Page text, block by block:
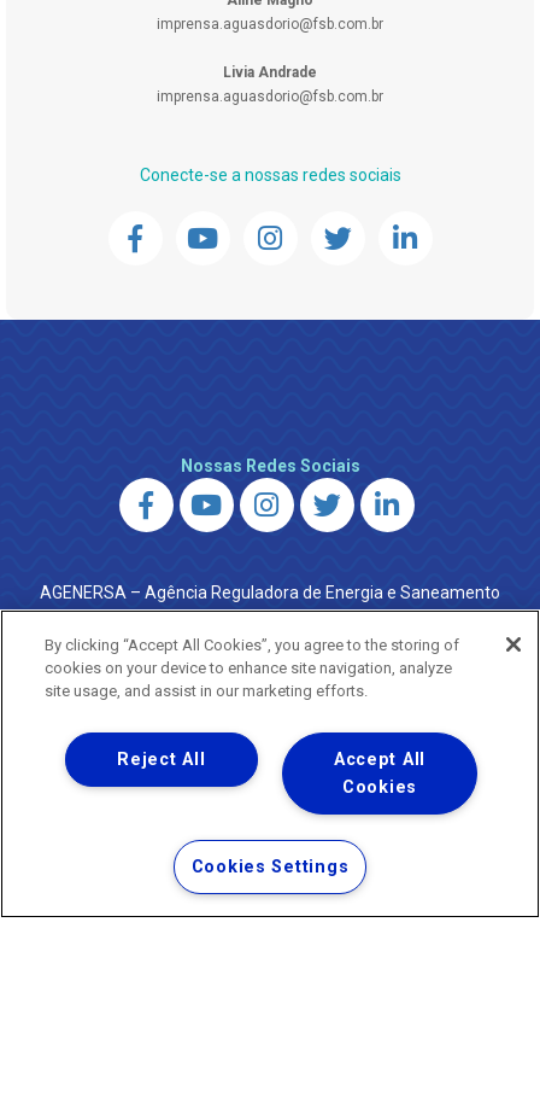
imprensa.aguasdorio@fsb.com.br
Livia Andrade
imprensa.aguasdorio@fsb.com.br
Conecte-se a nossas redes sociais
Nossas Redes Sociais
AGENERSA – Agência Reguladora de Energia e Saneamento
do Estado do Rio de Janeiro
0800 024 9040 · (21) 2332-6457 (WhatsApp) ·
ouvidoria@agenersa.rj.gov.br/ouvidoria.agenersa@gmail.com
·http://www.agenersa.rj.gov.br
Uma empresa
Copyright ® 2026 - Todos os Direitos Reservados.
Termos Gerais de Uso de Sites e Aplicativos
Política de Privacidade e Proteção de Dados
By clicking “Accept All Cookies”, you agree to the storing of
cookies on your device to enhance site navigation, analyze
site usage, and assist in our marketing efforts.
Accept All
Cookies
Reject All
Cookies Settings